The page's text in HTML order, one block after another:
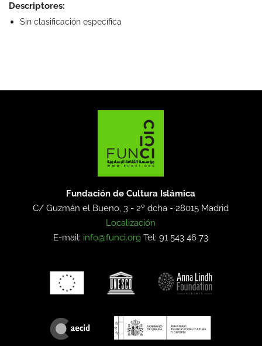
Descriptores:
Sin clasificación específica
Fundación de Cultura Islámica
C/ Guzmán el Bueno, 3 - 2º dcha -28015 Madrid
Localización
E-mail: info@funci.org Tel: 91 543 46 73